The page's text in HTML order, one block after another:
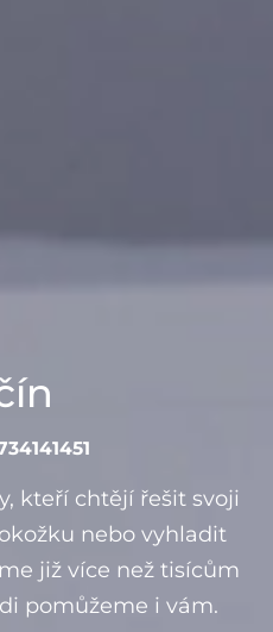
kteří chtějí řešit svoji
nebo vyhladit
již více než tisícům
pomůžeme i vám.